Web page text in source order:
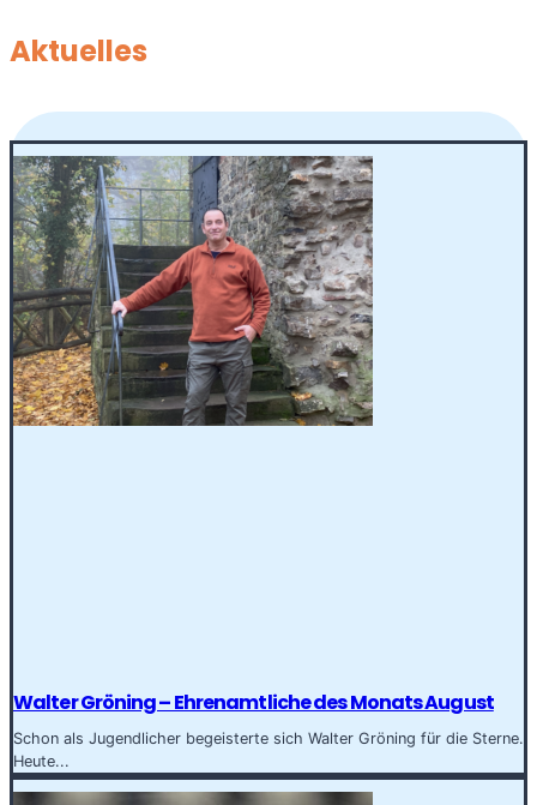
Aktuelles
Walter Gröning – Ehrenamtliche des Monats August
Schon als Jugendlicher begeisterte sich Walter Gröning für die Sterne.
Heute...